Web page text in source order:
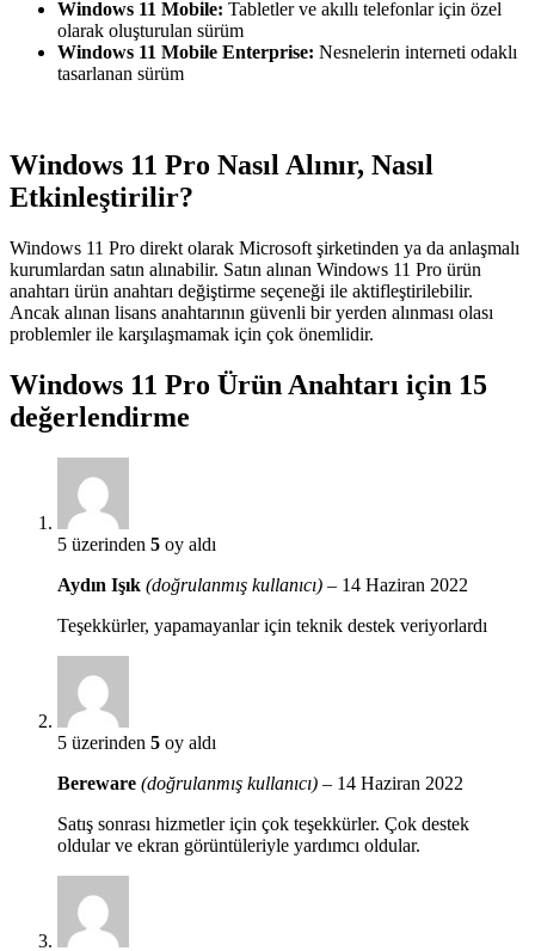
Windows 11 Mobile: Tabletler ve akıllı telefonlar için özel
olarak oluşturulan sürüm
Windows 11 Mobile Enterprise: Nesnelerin interneti odaklı
tasarlanan sürüm
Windows 11 Pro Nasıl Alınır, Nasıl
Etkinleştirilir?
Windows 11 Pro direkt olarak Microsoft şirketinden ya da anlaşmalı
kurumlardan satın alınabilir. Satın alınan Windows 11 Pro ürün
anahtarı ürün anahtarı değiştirme seçeneği ile aktifleştirilebilir.
Ancak alınan lisans anahtarının güvenli bir yerden alınması olası
problemler ile karşılaşmamak için çok önemlidir.
Windows 11 Pro Ürün Anahtarı için 15
değerlendirme
5 üzerinden 5 oy aldı
Aydın Işık (doğrulanmış kullanıcı) – 14 Haziran 2022
Teşekkürler, yapamayanlar için teknik destek veriyorlardı
5 üzerinden 5 oy aldı
Bereware (doğrulanmış kullanıcı) – 14 Haziran 2022
Satış sonrası hizmetler için çok teşekkürler. Çok destek
oldular ve ekran görüntüleriyle yardımcı oldular.